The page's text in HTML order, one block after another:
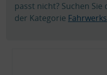
passt nicht? Suchen
der Kategorie